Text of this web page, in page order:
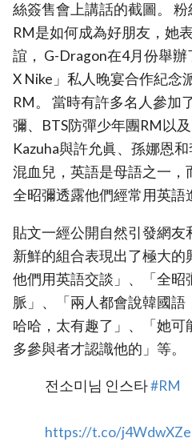
絲簽售會上講話的截圖。
RM是如何成為好朋友，她
誼， G-Dragon在4月份舉辦
X Nike」私人晚宴合作紀念
RM。 當時有許多名人參加
彌、BTS防彈少年團RM以
Kazuha與許允眞、孫娜恩
混血兒，英語是母語之一，
全昭彌透露他們經常用英語
貼文一經公開自然引發網
新鮮的組合表現出了極大
他們用英語交談」、「全昭
脈」、「兩人都會說韓國語
哈哈，太有趣了」、「她
多參與者才認識他的」等。
전소미님 인스타#RM
https://t.co/